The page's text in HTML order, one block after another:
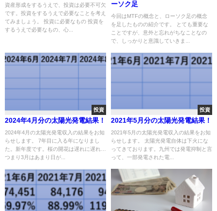
資産形成をするうえで、投資は必要不可欠
です。投資をするうえで必要なことを考え
てみましょう。 投資に必要なもの 投資を
するうえで必要なもの、心...
ーソク足
今回はMTFの概念と、ローソク足の概念
を足したものの紹介です。 とても重要な
ことですが、意外と忘れがちなことなの
で、しっかりと意識していきま...
投資
2024年4月分の太陽光発電結果！
2024年4月の太陽光発電収入の結果をお知
らせします。 7年目に入る年になりまし
た。新年度です。桜の開花は遅れに遅れ…
つまり3月はあまり日が...
投資
2021年5月分の太陽光発電結果！
2021年5月の太陽光発電収入の結果をお知
らせします。 太陽光発電自体は下火にな
ってきております。九州では発電抑制と言
って、一部発電された電...